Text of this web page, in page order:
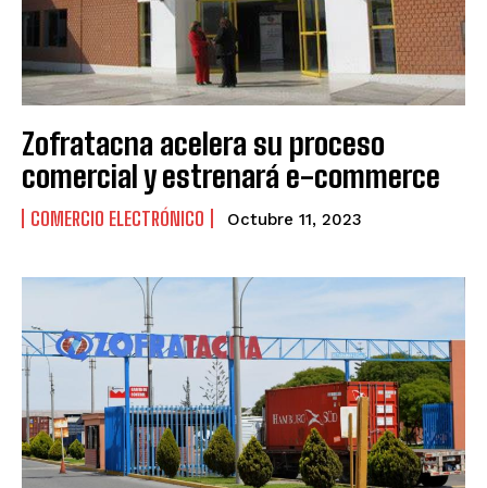
VENEZUELA
VENEZUELA
Zofratacna acelera su proceso
comercial y estrenará e-commerce
COMERCIO ELECTRÓNICO Octubre 11, 2023